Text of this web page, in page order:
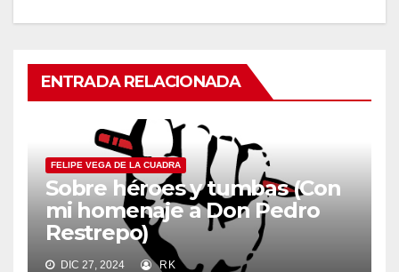
ENTRADA RELACIONADA
FELIPE VEGA DE LA CUADRA
Sobre héroes y tumbas (Con
mi homenaje a Don Pedro
Restrepo)
DIC 27, 2024 RK